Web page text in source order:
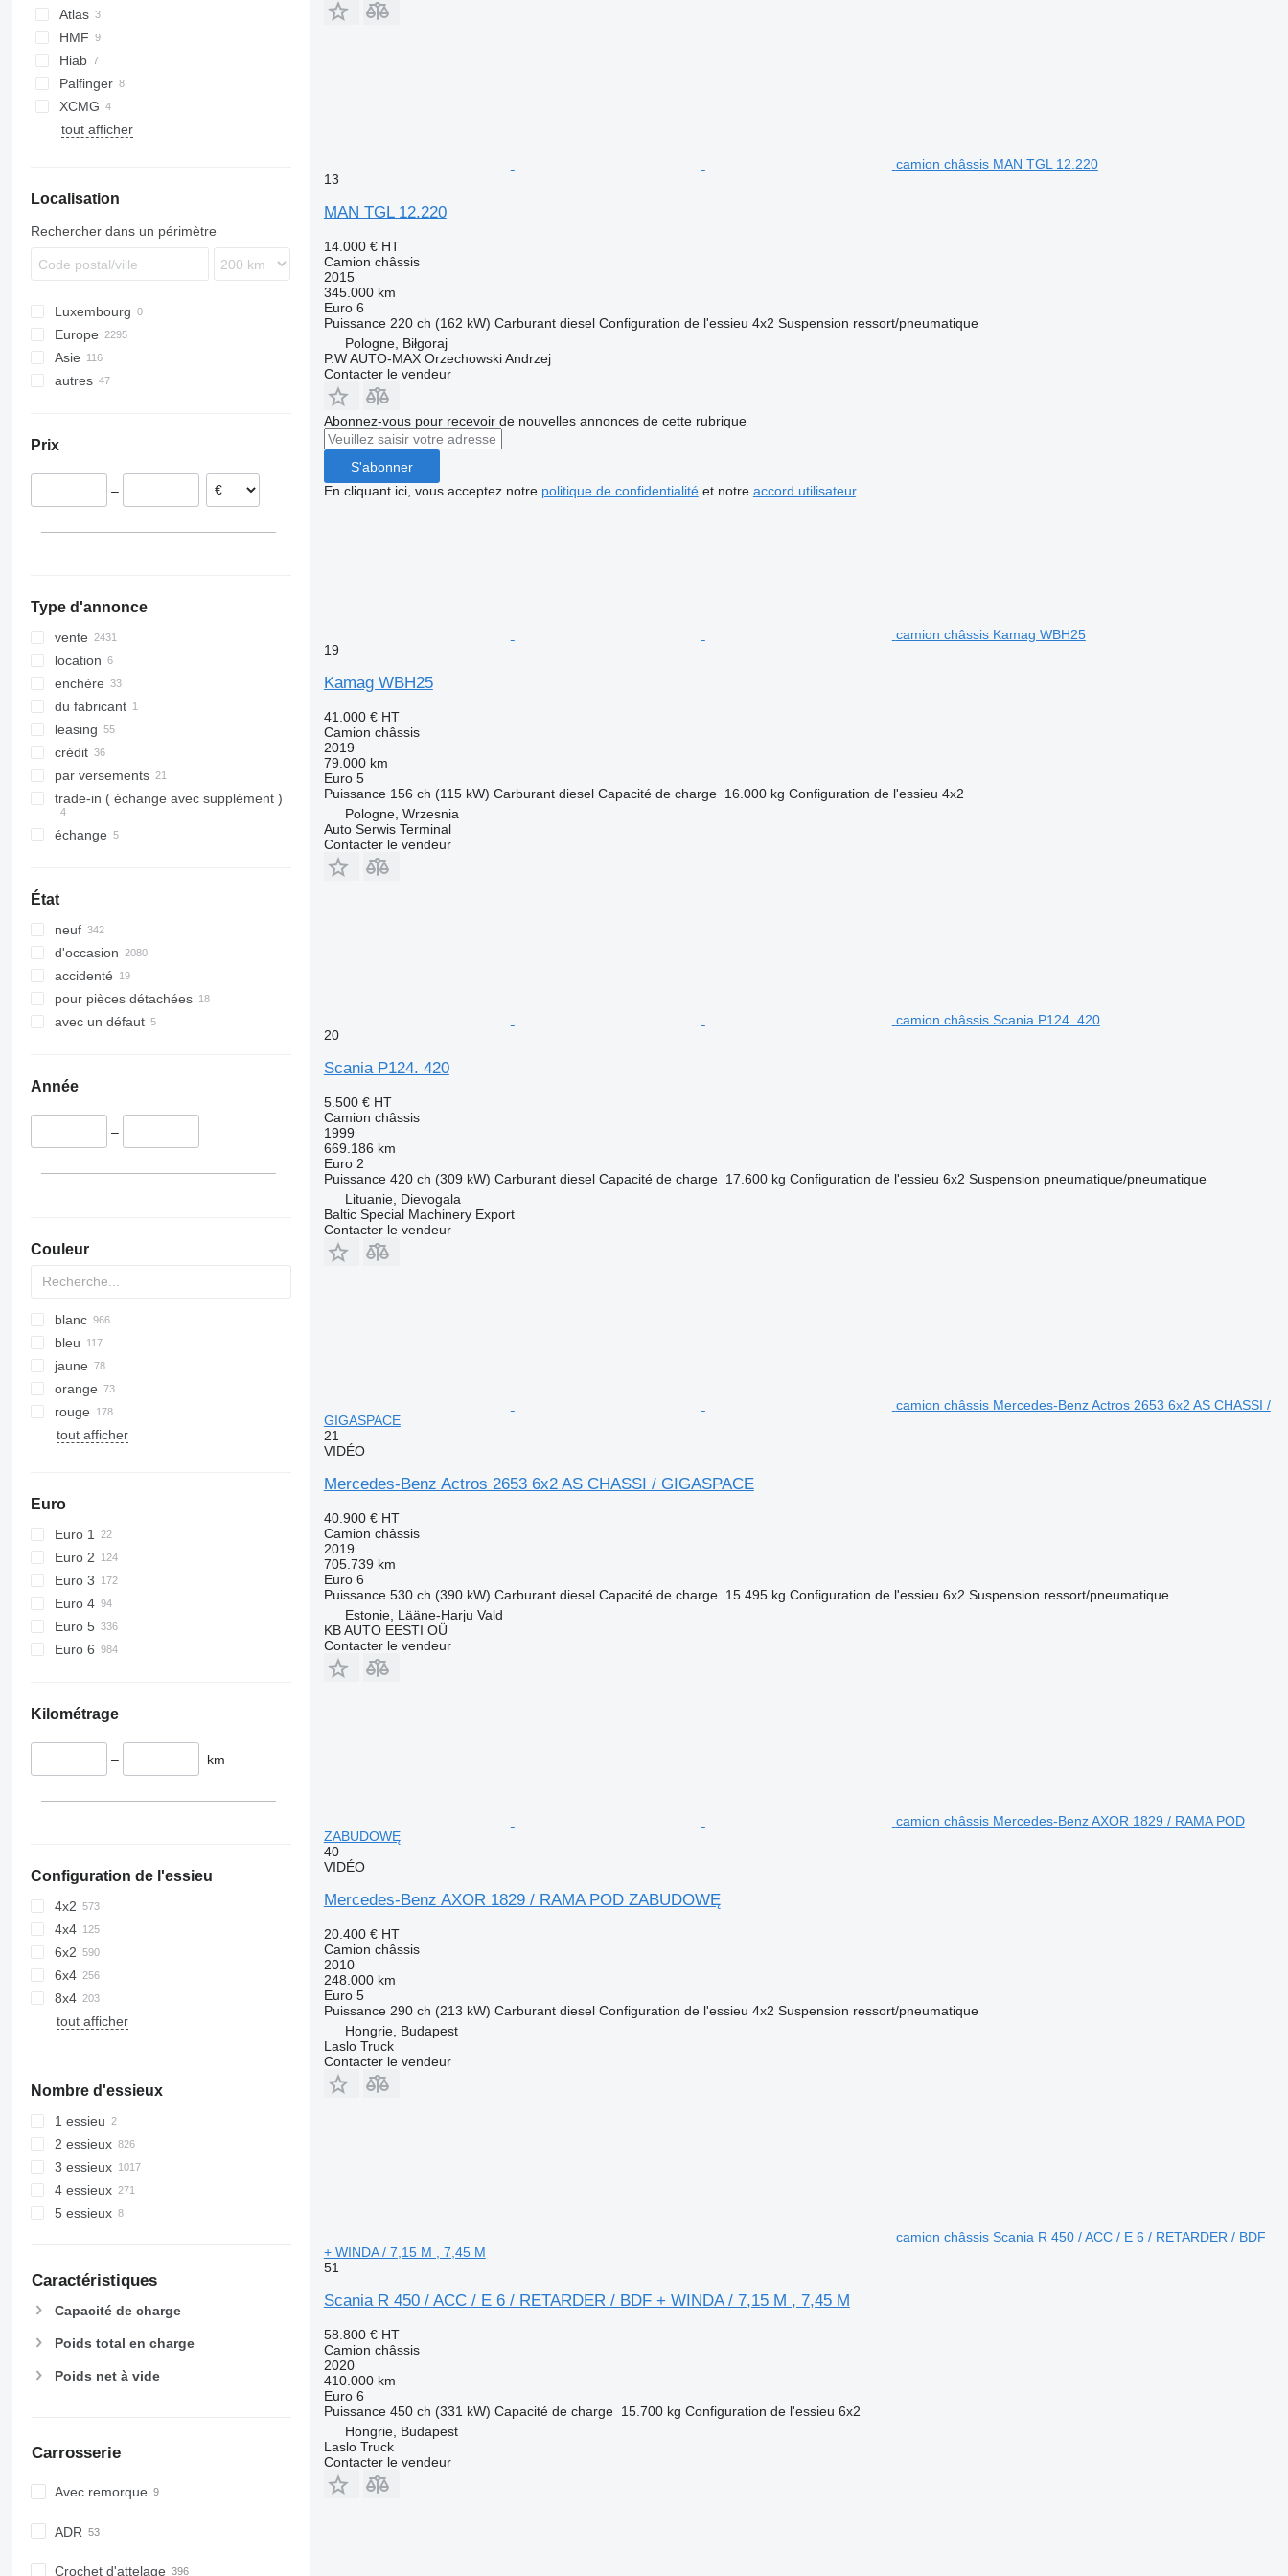
Unimog
Vario
Zetros
Premium
T-series
Atlas
HMF
Hiab
Palfinger
XCMG
tout afficher
Localisation
Rechercher dans un périmètre
Luxembourg
Europe
Allemagne
Pays-Bas
Lituanie
Italie
Asie
Chine
Ouzbékistan
Singapour
autres
Colombie
Chili
Prix
–
Type d'annonce
vente
location
enchère
du fabricant
leasing
crédit
par versements
trade-in ( échange avec supplément )
échange
État
neuf
d'occasion
accidenté
pour pièces détachées
avec un défaut
Année
–
Couleur
blanc
bleu
jaune
orange
rouge
tout afficher
Euro
Euro 1
Euro 2
Euro 3
Euro 4
Euro 5
Euro 6
Kilométrage
– km
Configuration de l'essieu
4x2
4x4
6x2
6x4
8x4
tout afficher
Nombre d'essieux
1 essieu
2 essieux
3 essieux
4 essieux
5 essieux
Caractéristiques
Capacité de charge
Poids total en charge
Poids net à vide
Carrosserie
Avec remorque
ADR
Crochet d'attelage
camion châssis MAN TGL 12.220
13
MAN TGL 12.220
14.000 € HT
Camion châssis
2015
345.000 km
Euro 6
Puissance 220 ch (162 kW) Carburant diesel Configuration de l'essieu 4x2 Suspension ressort/pneumatique
Pologne, Biłgoraj
P.W AUTO-MAX Orzechowski Andrzej
Contacter le vendeur
Abonnez-vous pour recevoir de nouvelles annonces de cette rubrique
S'abonner
En cliquant ici, vous acceptez notre politique de confidentialitéet notre accord utilisateur.
camion châssis Kamag WBH25
19
Kamag WBH25
41.000 € HT
Camion châssis
2019
79.000 km
Euro 5
Puissance 156 ch (115 kW) Carburant diesel Capacité de charge 16.000 kg Configuration de l'essieu 4x2
Pologne, Wrzesnia
Auto Serwis Terminal
Contacter le vendeur
camion châssis Scania P124. 420
20
Scania P124. 420
5.500 € HT
Camion châssis
1999
669.186 km
Euro 2
Puissance 420 ch (309 kW) Carburant diesel Capacité de charge 17.600 kg Configuration de l'essieu 6x2 Suspension pneumatique/pneumatique
Lituanie, Dievogala
Baltic Special Machinery Export
Contacter le vendeur
camion châssis Mercedes-Benz Actros 2653 6x2 AS CHASSI /
GIGASPACE
21
VIDÉO
Mercedes-Benz Actros 2653 6x2 AS CHASSI / GIGASPACE
40.900 € HT
Camion châssis
2019
705.739 km
Euro 6
Puissance 530 ch (390 kW) Carburant diesel Capacité de charge 15.495 kg Configuration de l'essieu 6x2 Suspension ressort/pneumatique
Estonie, Lääne-Harju Vald
KB AUTO EESTI OÜ
Contacter le vendeur
camion châssis Mercedes-Benz AXOR 1829 / RAMA POD
ZABUDOWĘ
40
VIDÉO
Mercedes-Benz AXOR 1829 / RAMA POD ZABUDOWĘ
20.400 € HT
Camion châssis
2010
248.000 km
Euro 5
Puissance 290 ch (213 kW) Carburant diesel Configuration de l'essieu 4x2 Suspension ressort/pneumatique
Hongrie, Budapest
Laslo Truck
Contacter le vendeur
camion châssis Scania R 450 / ACC / E 6 / RETARDER / BDF
+ WINDA / 7,15 M , 7,45 M
51
Scania R 450 / ACC / E 6 / RETARDER / BDF + WINDA / 7,15 M , 7,45 M
58.800 € HT
Camion châssis
2020
410.000 km
Euro 6
Puissance 450 ch (331 kW) Capacité de charge 15.700 kg Configuration de l'essieu 6x2
Hongrie, Budapest
Laslo Truck
Contacter le vendeur